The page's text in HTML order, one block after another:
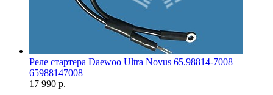
Реле стартера Daewoo Ultra Novus 65.98814-7008
65988147008
17 990 р.